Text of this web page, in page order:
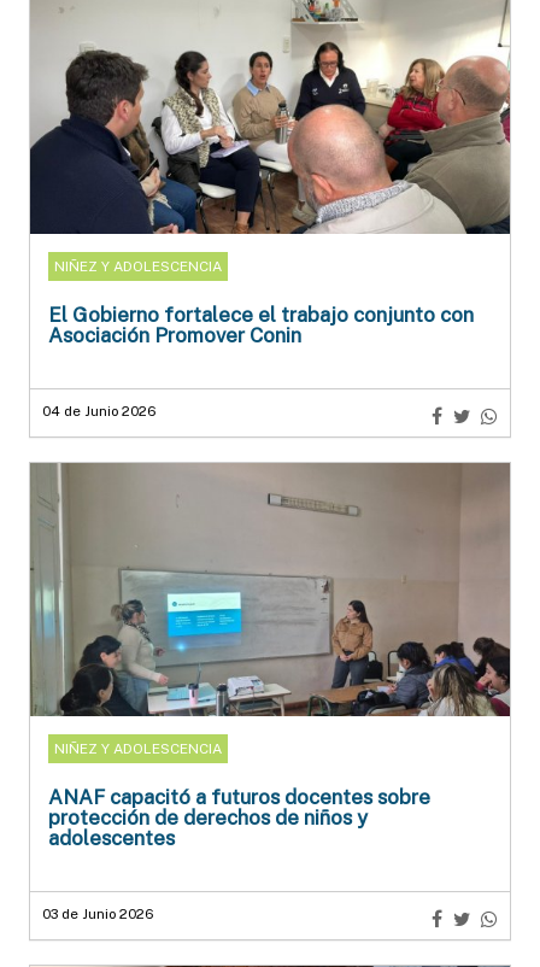
NIÑEZ Y ADOLESCENCIA
El Gobierno fortalece el trabajo conjunto con
Asociación Promover Conin
04 de Junio 2026
NIÑEZ Y ADOLESCENCIA
ANAF capacitó a futuros docentes sobre
protección de derechos de niños y
adolescentes
03 de Junio 2026